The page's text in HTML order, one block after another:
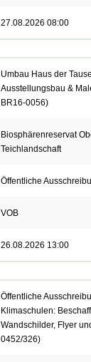
27.08.2026 08:00
Umbau Haus der
Ausstellungsbau &
BR16-0056)
Biosphärenreservat
Teichlandschaft
Öffentliche
VOB
26.08.2026 13:00
Öffentliche
Klimaschulen:
Wandschilder, Flyer
0452/326)